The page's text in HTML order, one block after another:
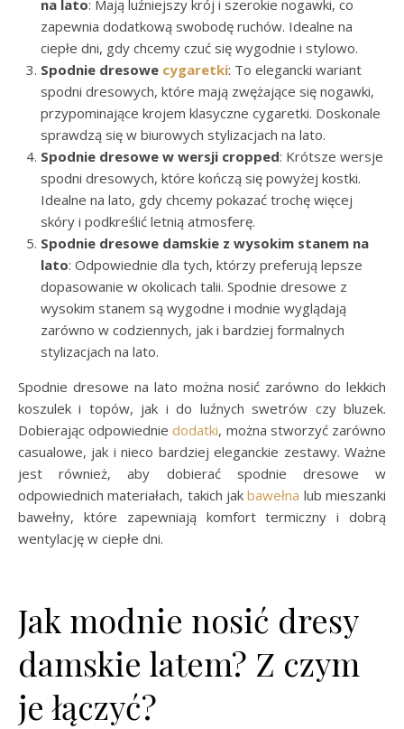
na lato: Mają luźniejszy krój i szerokie nogawki, co
zapewnia dodatkową swobodę ruchów. Idealne na
ciepłe dni, gdy chcemy czuć się wygodnie i stylowo.
Spodnie dresowe cygaretki: To elegancki wariant
spodni dresowych, które mają zwężające się nogawki,
przypominające krojem klasyczne cygaretki. Doskonale
sprawdzą się w biurowych stylizacjach na lato.
Spodnie dresowe w wersji cropped: Krótsze wersje
spodni dresowych, które kończą się powyżej kostki.
Idealne na lato, gdy chcemy pokazać trochę więcej
skóry i podkreślić letnią atmosferę.
Spodnie dresowe damskie z wysokim stanem na
lato: Odpowiednie dla tych, którzy preferują lepsze
dopasowanie w okolicach talii. Spodnie dresowe z
wysokim stanem są wygodne i modnie wyglądają
zarówno w codziennych, jak i bardziej formalnych
stylizacjach na lato.
Spodnie dresowe na lato można nosić zarówno do lekkich
koszulek i topów, jak i do luźnych swetrów czy bluzek.
Dobierając odpowiedniedodatki, można stworzyć zarówno
casualowe, jak i nieco bardziej eleganckie zestawy. Ważne
jest również, aby dobierać spodnie dresowe w
odpowiednich materiałach, takich jakbawełna lub mieszanki
bawełny, które zapewniają komfort termiczny i dobrą
wentylację w ciepłe dni.
Jak modnie nosić dresy
damskie latem? Z czym
je łączyć?